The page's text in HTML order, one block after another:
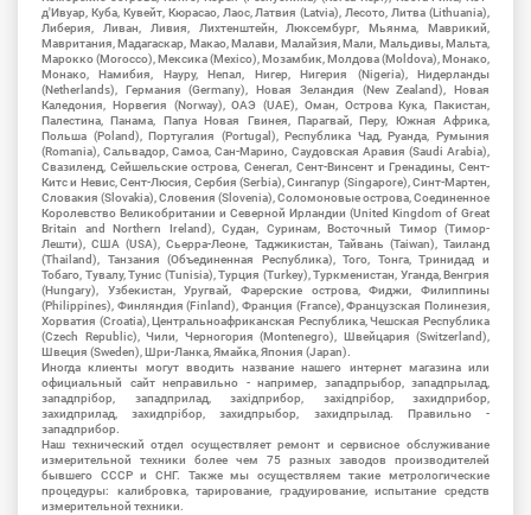
д'Ивуар, Куба, Кувейт, Кюрасао, Лаос, Латвия (Latvia), Лесото, Литва (Lithuania),
Либерия, Ливан, Ливия, Лихтенштейн, Люксембург, Мьянма, Маврикий,
Мавритания, Мадагаскар, Макао, Малави, Малайзия, Мали, Мальдивы, Мальта,
Марокко (Morocco), Мексика (Mexico), Мозамбик, Молдова (Moldova), Монако,
Монако, Намибия, Науру, Непал, Нигер, Нигерия (Nigeria), Нидерланды
(Netherlands), Германия (Germany), Новая Зеландия (New Zealand), Новая
Каледония, Норвегия (Norway), ОАЭ (UAE), Оман, Острова Кука, Пакистан,
Палестина, Панама, Папуа Новая Гвинея, Парагвай, Перу, Южная Африка,
Польша (Poland), Португалия (Portugal), Республика Чад, Руанда, Румыния
(Romania), Сальвадор, Самоа, Сан-Марино, Саудовская Аравия (Saudi Arabia),
Свазиленд, Сейшельские острова, Сенегал, Сент-Винсент и Гренадины, Сент-
Китс и Невис, Сент-Люсия, Сербия (Serbia), Сингапур (Singapore), Синт-Мартен,
Словакия (Slovakia), Словения (Slovenia), Соломоновые острова, Соединенное
Королевство Великобритании и Северной Ирландии (United Kingdom of Great
Britain and Northern Ireland), Судан, Суринам, Восточный Тимор (Тимор-
Лешти), США (USA), Сьерра-Леоне, Таджикистан, Тайвань (Taiwan), Таиланд
(Thailand), Танзания (Объединенная Республика), Того, Тонга, Тринидад и
Тобаго, Тувалу, Тунис (Tunisia), Турция (Turkey), Туркменистан, Уганда, Венгрия
(Hungary), Узбекистан, Уругвай, Фарерские острова, Фиджи, Филиппины
(Philippines), Финляндия (Finland), Франция (France), Французская Полинезия,
Хорватия (Croatia), Центральноафриканская Республика, Чешская Республика
(Czech Republic), Чили, Черногория (Montenegro), Швейцария (Switzerland),
Швеция (Sweden), Шри-Ланка, Ямайка, Япония (Japan).
Иногда клиенты могут вводить название нашего интернет магазина или
официальный сайт неправильно - например, западпрыбор, западпрылад,
западпрібор, западприлад, західприбор, західпрібор, захидприбор,
захидприлад, захидпрібор, захидпрыбор, захидпрылад. Правильно -
западприбор.
Наш технический отдел осуществляет ремонт и сервисное обслуживание
измерительной техники более чем 75 разных заводов производителей
бывшего СССР и СНГ. Также мы осуществляем такие метрологические
процедуры: калибровка, тарирование, градуирование, испытание средств
измерительной техники.